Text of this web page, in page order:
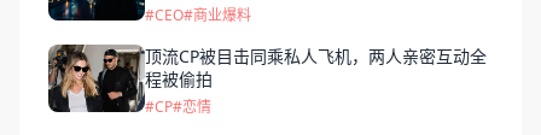
#CEO#商业爆料
顶流CP被目击同乘私人飞机，两人亲密互动全
程被偷拍
#CP#恋情